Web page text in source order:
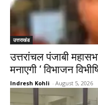
उत्तराखंड
उत्तरांचल पंजाबी
मनाएगी ‘ विभाजन
Indresh Kohli - August 5, 2026